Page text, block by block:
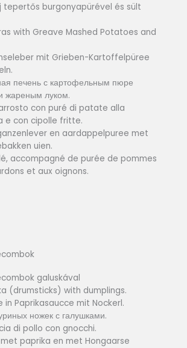
burgonyapürével és sült
with Greave Mashed Potatoes and
mit Grieben-Kartoffelpüree
печень с картофельным пюре
жареным луком.
con puré di patate alla
con cipolle fritte.
en aardappelpuree met
uien.
accompagné de purée de pommes
et aux oignons.
galuskával
(drumsticks) with dumplings.
in Paprikasaucce mit Nockerl.
ножек с галушками.
di pollo con gnocchi.
paprika en met Hongaarse